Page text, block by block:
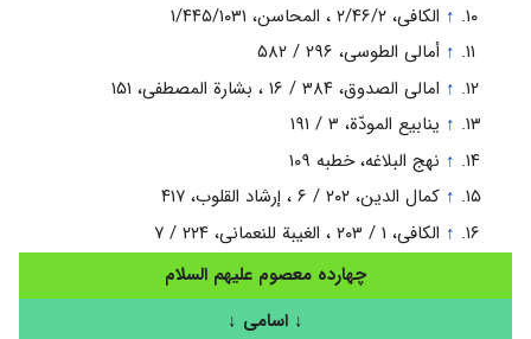
↑ الکافی، ۲/۴۶/۲ ، المحاسن، ۱/۴۴۵/۱۰۳۱
↑ أمالی الطوسی، ۲۹۶ / ۵۸۲
↑ امالی الصدوق، ۳۸۴ / ۱۶ ، بشارة المصطفى، ۱۵۱
↑ ینابیع المودّة، ۳ / ۱۹۱
↑ نهج البلاغه، خطبه ۱۰۹
↑ کمال الدین، ۲۰۲ / ۶ ، إرشاد القلوب، ۴۱۷
↑ الکافی، ۱ / ۲۰۳ ، الغیبة للنعمانی، ۲۲۴ / ۷
چهارده معصوم علیهم السلام
↓ اسامی ↓